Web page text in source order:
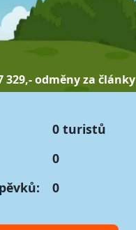
329,- odměny za články
0 turistů
0
0